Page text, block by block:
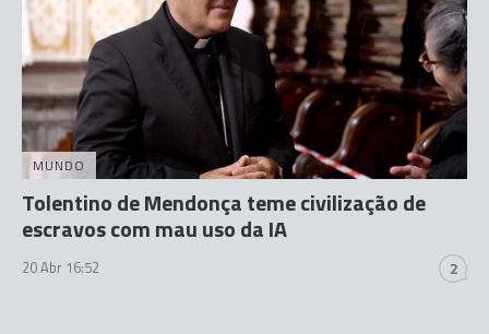
MUNDO
Tolentino de Mendonça teme civilização de
escravos com mau uso da IA
20 Abr 16:52 2